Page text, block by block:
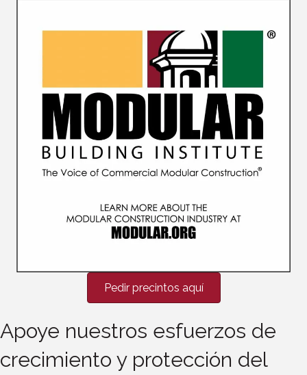
Pedir precintos aquí
Apoye nuestros esfuerzos de
crecimiento y protección del